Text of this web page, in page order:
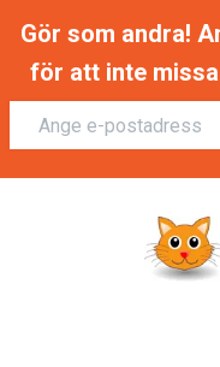
Gör som andra!
för att inte